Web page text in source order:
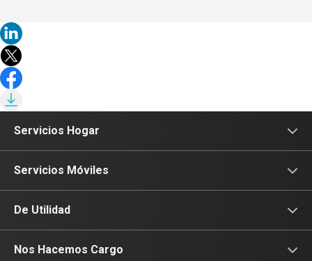
Servicios Hogar
Internet
Fibra Óptica
Planes Hogar
Servicios Móviles
Prepago
Postpago
De Utilidad
Consulta de IMEI
Nos Hacemos Cargo